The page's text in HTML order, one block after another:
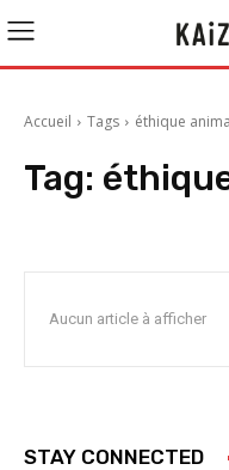
Accueil Tags éthique
Tag:
Aucun article à afficher
STAY CONNECTED